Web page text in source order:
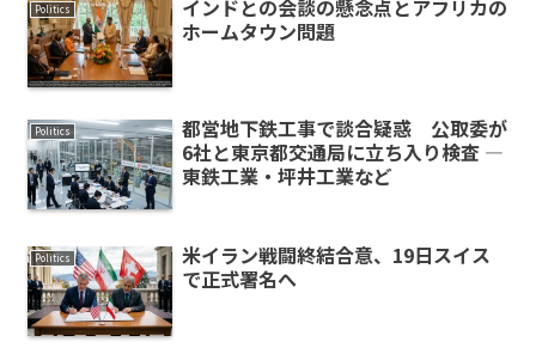
Politics
インドとの会談の懸念点とアフリカの
ホームタウン問題
Politics
都営地下鉄工事で談合疑惑 公取委が
6社と東京都交通局に立ち入り検査 ―
東鉄工業・坪井工業など
Politics
米イラン戦闘終結合意、19日スイス
で正式署名へ